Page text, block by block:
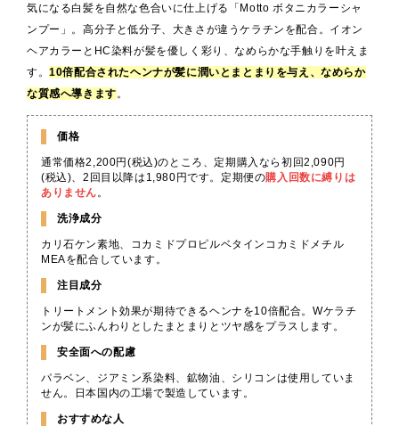
気になる白髪を自然な色合いに仕上げる「Motto ボタニカラーシャ
ンプー」。高分子と低分子、大きさが違うケラチンを配合。イオン
ヘアカラーとHC染料が髪を優しく彩り、なめらかな手触りを叶えま
す。10倍配合されたヘンナが髪に潤いとまとまりを与え、なめらか
な質感へ導きます。
価格
通常価格2,200円(税込)のところ、定期購入なら初回2,090円
(税込)、2回目以降は1,980円です。定期便の購入回数に縛りは
ありません。
洗浄成分
カリ石ケン素地、コカミドプロピルベタインコカミドメチル
MEAを配合しています。
注目成分
トリートメント効果が期待できるヘンナを10倍配合。Wケラチ
ンが髪にふんわりとしたまとまりとツヤ感をプラスします。
安全面への配慮
パラベン、ジアミン系染料、鉱物油、シリコンは使用していま
せん。日本国内の工場で製造しています。
おすすめな人